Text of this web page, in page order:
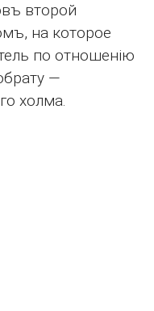
второй
на которое
по отношенію
—
холма.